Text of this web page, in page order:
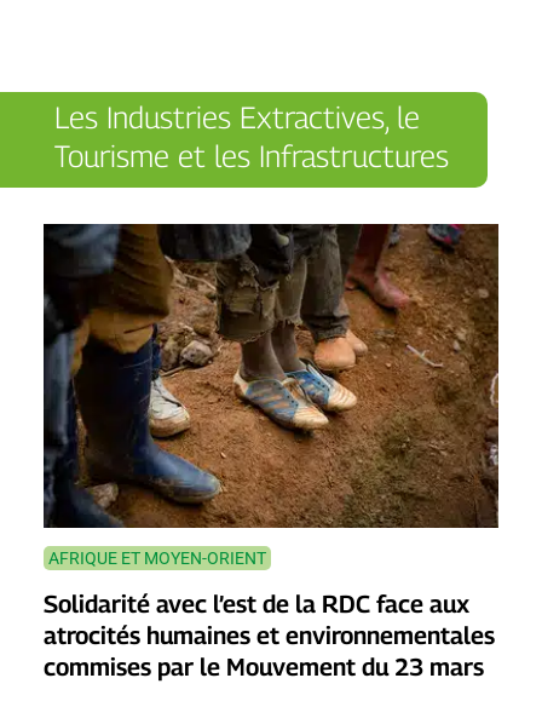
Les Industries Extractives, le
Tourisme et les Infrastructures
AFRIQUE ET MOYEN-ORIENT
Solidarité avec l’est de la RDC face aux
atrocités humaines et environnementales
commises par le Mouvement du 23 mars